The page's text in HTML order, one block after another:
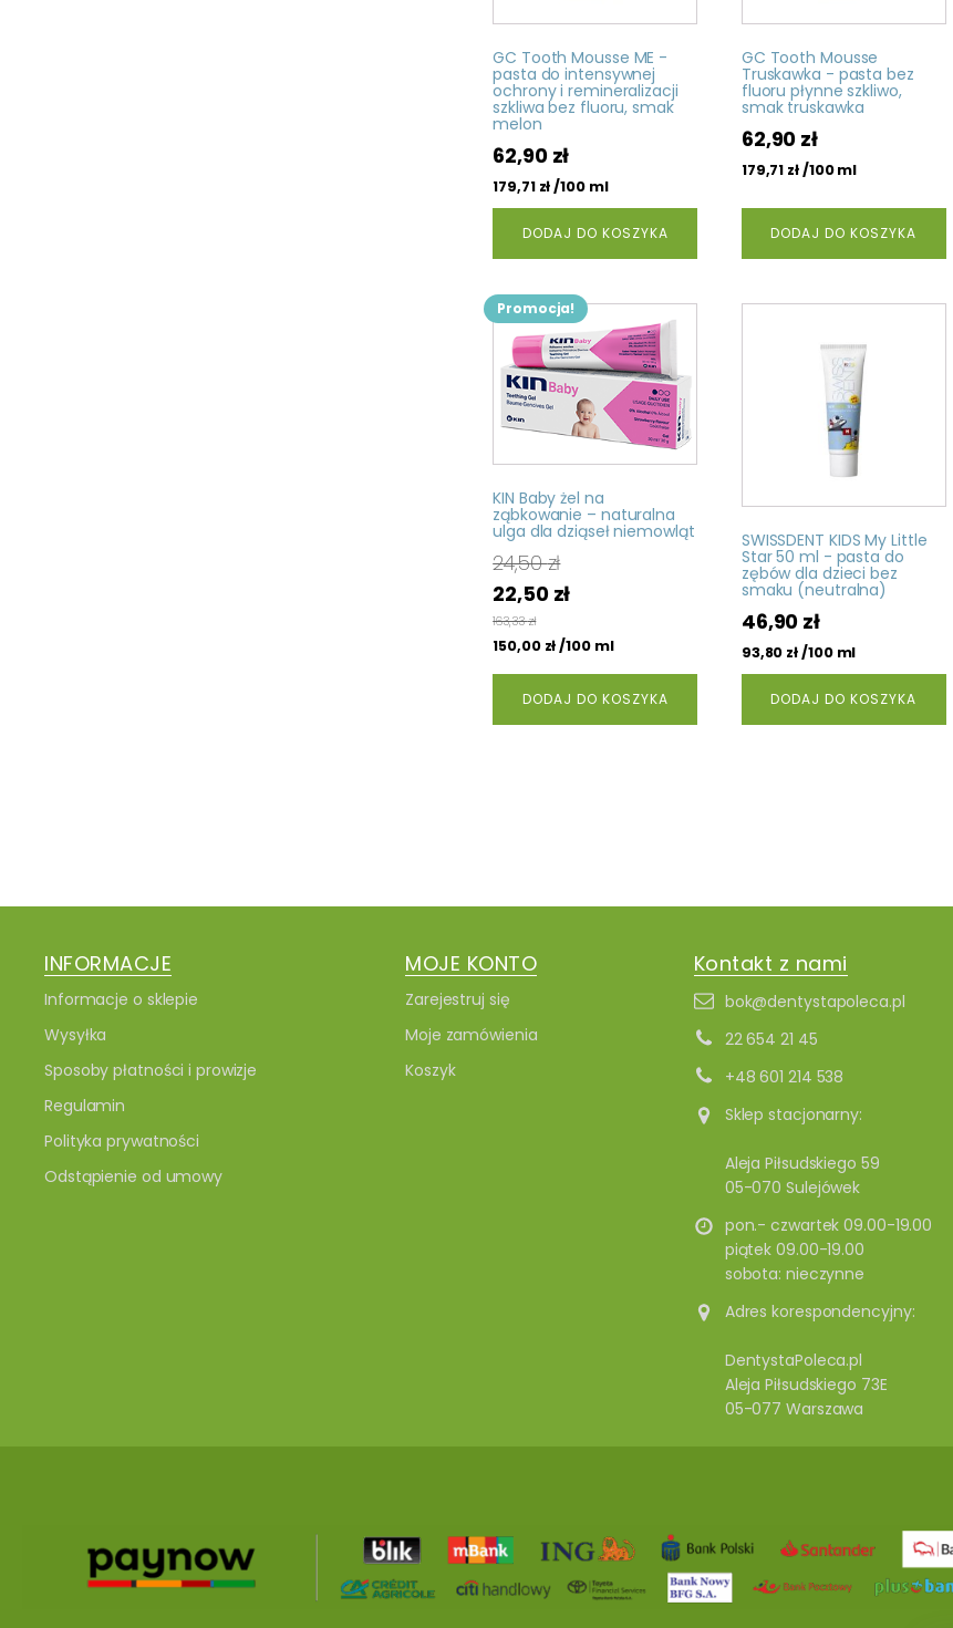
GC Tooth Mousse ME -
pasta do intensywnej
ochrony i remineralizacji
szkliwa bez fluoru, smak
melon
62,90 zł
179,71 zł/100 ml
DODAJ DO KOSZYKA
GC Tooth Mousse
Truskawka - pasta bez
fluoru płynne szkliwo,
smak truskawka
62,90 zł
179,71 zł/100 ml
DODAJ DO KOSZYKA
Promocja!
KIN Baby żel na
ząbkowanie – naturalna
ulga dla dziąseł niemowląt
24,50zł
Pierwotna
cena
wynosiła:
24,50 zł.
22,50 złAktualna
wynosi:
22,50 zł.
163,33zł
150,00 zł/100 ml
DODAJ DO KOSZYKA
SWISSDENT KIDS My Little
Star 50 ml - pasta do
zębów dla dzieci bez
smaku (neutralna)
46,90 zł
93,80 zł/100 ml
DODAJ DO KOSZYKA
INFORMACJE
Informacje o sklepie
Wysyłka
Sposoby płatności i prowizje
Regulamin
Polityka prywatności
Odstąpienie od umowy
MOJE KONTO
Zarejestruj się
Moje zamówienia
Koszyk
Kontakt z nami
bok@dentystapoleca.pl
22 654 21 45
+48 601 214 538
Sklep stacjonarny:
Aleja Piłsudskiego 59
05-070 Sulejówek
pon.- czwartek 09.00-19.00
piątek 09.00-19.00
sobota: nieczynne
Adres korespondencyjny:
DentystaPoleca.pl
Aleja Piłsudskiego 73E
05-077 Warszawa